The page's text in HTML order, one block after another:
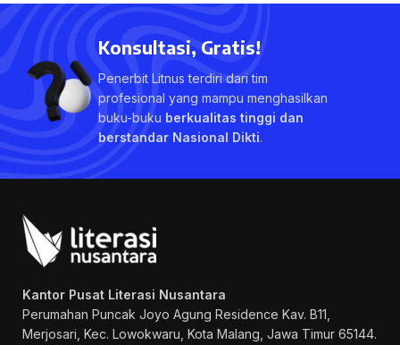
Konsultasi, Gratis!
Penerbit Litnus terdiri dari tim
profesional yang mampu menghasilkan
buku-buku berkualitas tinggi dan
berstandar Nasional Dikti.
Kantor Pusat Literasi Nusantara
Perumahan Puncak Joyo Agung Residence Kav. B11,
Merjosari, Kec. Lowokwaru, Kota Malang, Jawa Timur 65144.